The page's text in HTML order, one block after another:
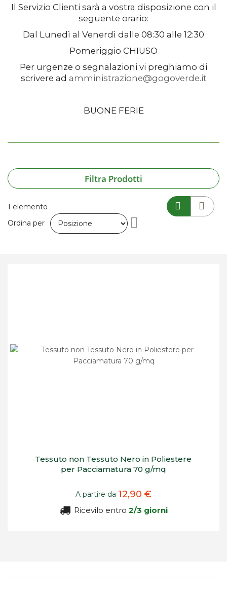
Il Servizio Clienti sarà a vostra disposizione con il
seguente orario:
Dal Lunedì al Venerdì dalle 08:30 alle 12:30
Pomeriggio CHIUSO
Per urgenze o segnalazioni vi preghiamo di
scrivere ad amministrazione@gogoverde.it
BUONE FERIE
Filtra Prodotti
1 elemento
Ordina per
Tessuto non Tessuto Nero in Poliestere
per Pacciamatura 70 g/mq
A partire da 12,90 €
Ricevilo entro 2/3 giorni